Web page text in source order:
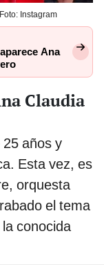
Instagram
Ana
Claudia
años y
Esta vez, es
orquesta
el tema
conocida